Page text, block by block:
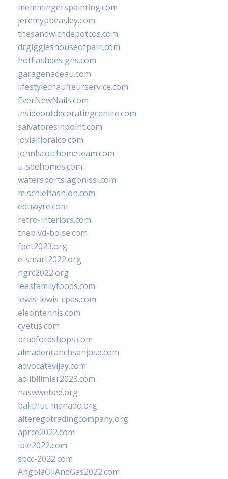
memmingerspainting.com
jeremypbeasley.com
thesandwichdepotcos.com
drgiggleshouseofpain.com
hotflashdesigns.com
garagenadeau.com
lifestylechauffeurservice.com
EverNewNails.com
insideoutdecoratingcentre.com
salvatoresinpoint.com
jovialfloralco.com
johnlscotthometeam.com
u-seehomes.com
watersportslagonissi.com
mischieffashion.com
eduwyre.com
retro-interiors.com
theblvd-boise.com
fpet2023.org
e-smart2022.org
ngrc2022.org
leesfamilyfoods.com
lewis-lewis-cpas.com
eleontennis.com
cyetus.com
bradfordshops.com
almadenranchsanjose.com
advocatevijay.com
adlibilimler2023.com
naswwebed.org
balithut-manado.org
alteregotradingcompany.org
aprce2022.com
ibie2022.com
sbcc-2022.com
AngolaOilAndGas2022.com